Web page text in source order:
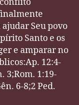
Seu povo
Santo e os
e amparar no
12:4-
3;Rom. 1:19-
6-8;2 Ped.